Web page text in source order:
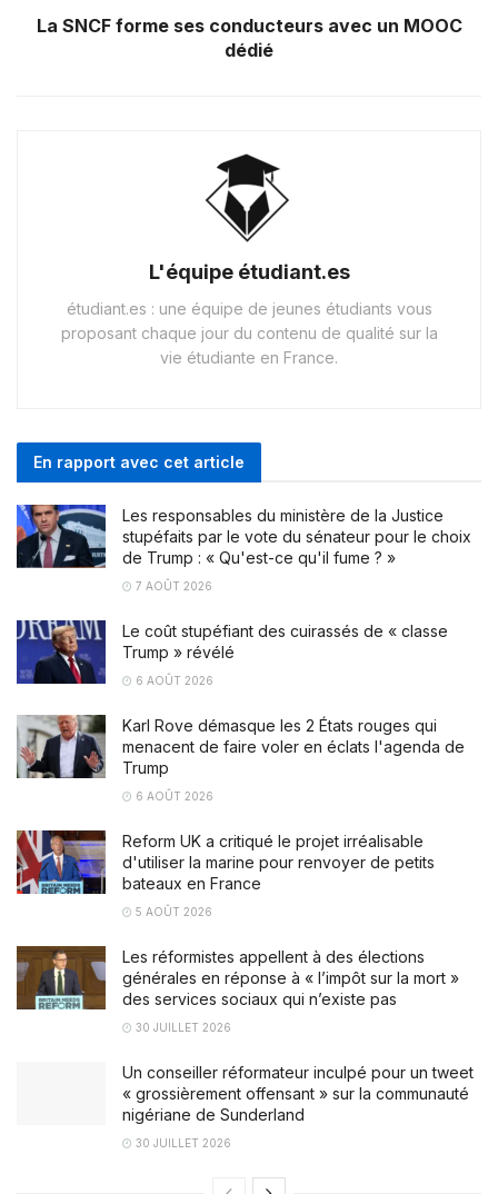
La SNCF forme ses conducteurs avec un MOOC
dédié
L'équipe étudiant.es
étudiant.es : une équipe de jeunes étudiants vous
proposant chaque jour du contenu de qualité sur la
vie étudiante en France.
En rapport avec cet article
Les responsables du ministère de la Justice
stupéfaits par le vote du sénateur pour le choix
de Trump : « Qu'est-ce qu'il fume ? »
7 AOÛT 2026
Le coût stupéfiant des cuirassés de « classe
Trump » révélé
6 AOÛT 2026
Karl Rove démasque les 2 États rouges qui
menacent de faire voler en éclats l'agenda de
Trump
6 AOÛT 2026
Reform UK a critiqué le projet irréalisable
d'utiliser la marine pour renvoyer de petits
bateaux en France
5 AOÛT 2026
Les réformistes appellent à des élections
générales en réponse à « l’impôt sur la mort »
des services sociaux qui n’existe pas
30 JUILLET 2026
Un conseiller réformateur inculpé pour un tweet
« grossièrement offensant » sur la communauté
nigériane de Sunderland
30 JUILLET 2026